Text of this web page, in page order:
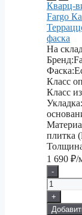
Кварц-
Fargo
фаска
На
Бренд:
Фаска:
Класс
Класс
Укладка:
плитка
1 690 ₽/
-
+